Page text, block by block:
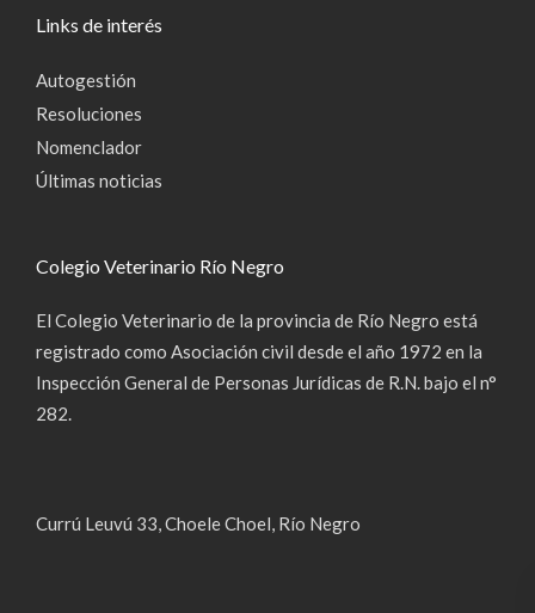
Links de interés
Autogestión
Resoluciones
Nomenclador
Últimas noticias
Colegio Veterinario Río Negro
El Colegio Veterinario de la provincia de Río Negro está
registrado como Asociación civil desde el año 1972 en la
Inspección General de Personas Jurídicas de R.N. bajo el n°
282.
Currú Leuvú 33, Choele Choel, Río Negro